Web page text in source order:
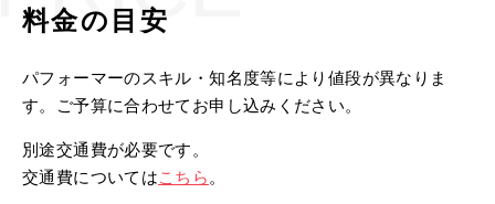
料金の目安
パフォーマーのスキル・知名度等により値段が異なりま
す。ご予算に合わせてお申し込みください。
別途交通費が必要です。
交通費についてはこちら 。